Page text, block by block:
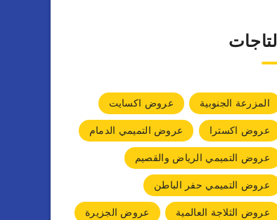
التاجات
المزرعة الجنوبية
عروض اكسايت
عروض اكسترا
عروض التميمي الدمام
عروض التميمي الرياض والقصيم
عروض التميمي حفر الباطن
عروض الثلاجة العالمية
عروض الجزيرة